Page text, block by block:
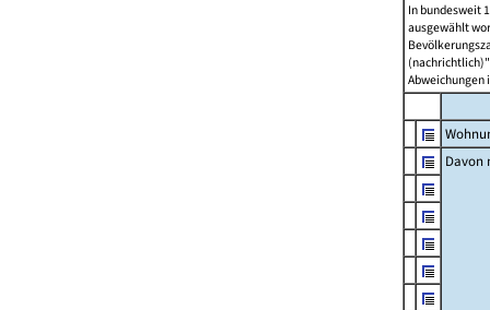
In bundesweit
ausgewählt
Abweichungen
Davon